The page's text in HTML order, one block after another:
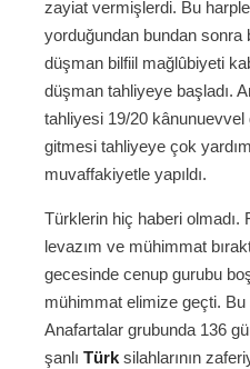
zayiat vermişlerdi. Bu
yorduğundan bundan sonra
düşman bilfiil mağlûbiyeti
düşman tahliyeye başladı.
tahliyesi 19/20 kânunuevvel
gitmesi tahliyeye çok
muvaffakiyetle yapıldı.
Türklerin hiç haberi
levazım ve mühimmat
gecesinde cenup gurubu
mühimmat elimize geçti.
Anafartalar grubunda 136
şanlı Türk silahlarının